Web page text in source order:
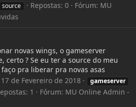
source Repostas: 0 Fórum: MU
novas wings, o gameserver
certo ? Se eu ter a source do meu
pra liberar pra novas asas
17 de Fevereiro de 2018
gameserver
1 Fórum: MU Online Admin -